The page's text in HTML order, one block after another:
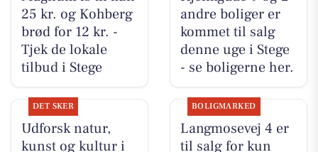
25 kr. og Kohberg
brød for 12 kr. -
Tjek de lokale
tilbud i Stege
andre boliger er
kommet til salg
denne uge i Stege
- se boligerne her.
DET SKER
Udforsk natur,
kunst og kultur i
BOLIGMARKED
Langmosevej 4 er
til salg for kun